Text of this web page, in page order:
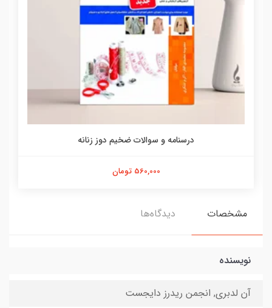
درسنامه و سوالات ضخیم دوز زنانه
560,000 تومان
مشخصات دیدگاه‌ها
نویسنده
آن لدبری, انجمن ریدرز دایجست